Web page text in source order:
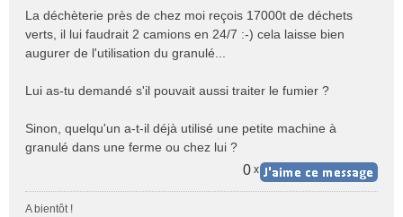
La déchèterie près de chez moi reçois 17000t de déchets
verts, il lui faudrait 2 camions en 24/7 :-) cela laisse bien
augurer de l'utilisation du granulé...
Lui as-tu demandé s'il pouvait aussi traiter le fumier ?
Sinon, quelqu'un a-t-il déjà utilisé une petite machine à
granulé dans une ferme ou chez lui ?
0 x
A bientôt !